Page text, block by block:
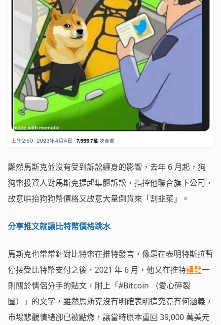
顯然馬斯克並沒有受到訴訟纏身的影響，去年 6 月起，狗
狗幣投資人對馬斯克提起集體訴訟，指控他聯合旗下公司，
故意哄抬狗狗幣價格又故意大量倒貨來「割韭菜」。
分享推文就讓比特幣價格跳水
馬斯克也常常針對比特幣在推特發言，像是在表明特斯拉暫
停接受比特幣支付之後，2021 年 6 月，他又在推特轉發一
則關於情侶分手的貼文，附上「#Bitcoin （愛心碎裂
圖）」的文字，雖然馬斯克沒有明確表明這究竟有何涵義，
市場悲觀情緒卻已被點燃，讓當時原本重回 39,000 萬美元